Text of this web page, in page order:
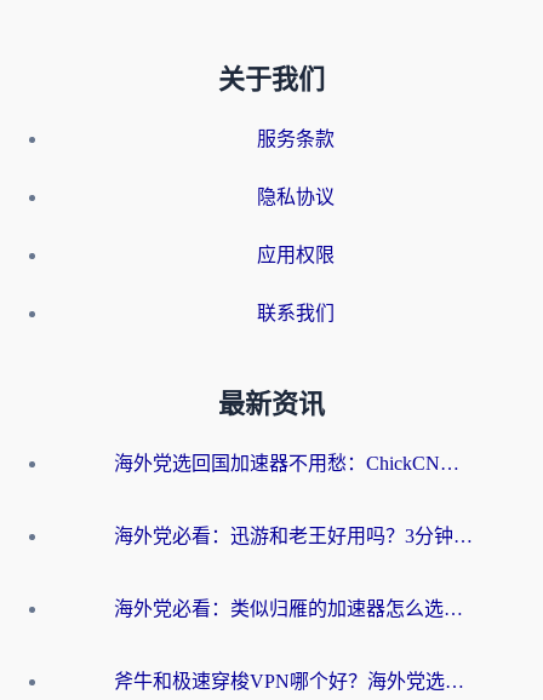
关于我们
服务条款
隐私协议
应用权限
联系我们
最新资讯
海外党选回国加速器不用愁：ChickCN和洞见哪个好？一篇搞定所有疑问
海外党必看：迅游和老王好用吗？3分钟选对加速国内网络的加速器
海外党必看：类似归雁的加速器怎么选？一篇搞定无缝访问国内资源
斧牛和极速穿梭VPN哪个好？海外党选回国加速器必看的真实对比与避坑指南